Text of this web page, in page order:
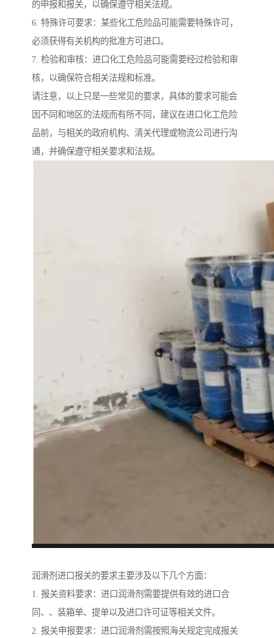
的申报和报关，以确保遵守相关法规。
6. 特殊许可要求：某些化工危险品可能需要特殊许可，
必须获得有关机构的批准方可进口。
7. 检验和审核：进口化工危险品可能需要经过检验和审
核，以确保符合相关法规和标准。
请注意，以上只是一些常见的要求，具体的要求可能会
因不同和地区的法规而有所不同，建议在进口化工危险
品前，与相关的政府机构、清关代理或物流公司进行沟
通，并确保遵守相关要求和法规。
润滑剂进口报关的要求主要涉及以下几个方面：
1. 报关资料要求：进口润滑剂需要提供有效的进口合
同、、装箱单、提单以及进口许可证等相关文件。
2. 报关申报要求：进口润滑剂需按照海关规定完成报关